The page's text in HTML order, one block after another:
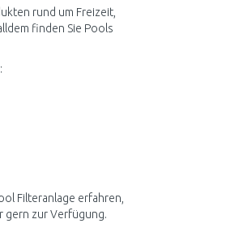
rund um Freizeit,
finden Sie Pools
Filteranlage erfahren,
gern zur Verfügung.